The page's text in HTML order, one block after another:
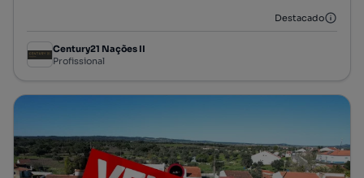
Destacado
Century21 Nações II
Profissional